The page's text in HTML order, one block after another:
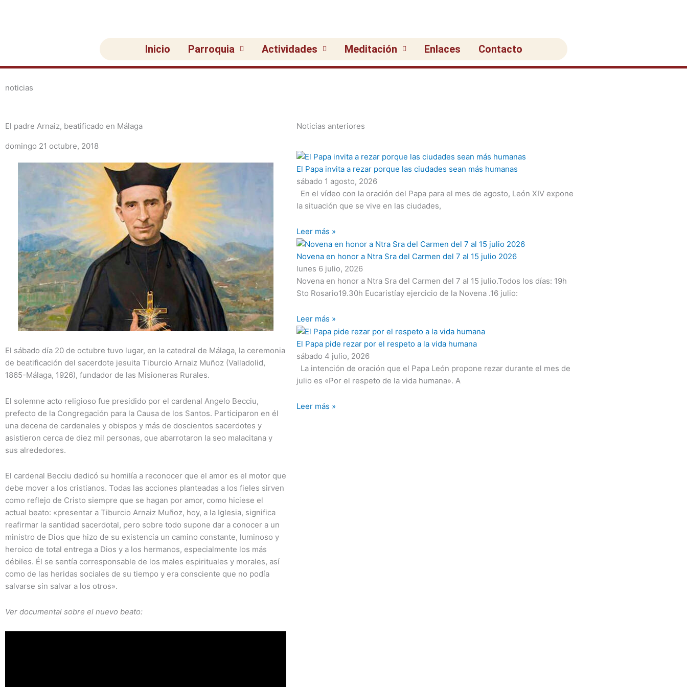
Inicio Parroquia Actividades Meditación Enlaces Contacto
noticias
El padre Arnaiz, beatificado en Málaga
domingo 21 octubre, 2018
El sábado día 20 de octubre tuvo lugar, en la catedral de Málaga, la ceremonia
de beatificación del sacerdote jesuita Tiburcio Arnaiz Muñoz (Valladolid,
1865-Málaga, 1926), fundador de las Misioneras Rurales.
El solemne acto religioso fue presidido por el cardenal Angelo Becciu,
prefecto de la Congregación para la Causa de los Santos. Participaron en él
una decena de cardenales y obispos y más de doscientos sacerdotes y
asistieron cerca de diez mil personas, que abarrotaron la seo malacitana y
sus alrededores.
El cardenal Becciu dedicó su homilía a reconocer que el amor es el motor que
debe mover a los cristianos. Todas las acciones planteadas a los fieles sirven
como reflejo de Cristo siempre que se hagan por amor, como hiciese el
actual beato: «presentar a Tiburcio Arnaiz Muñoz, hoy, a la Iglesia, significa
reafirmar la santidad sacerdotal, pero sobre todo supone dar a conocer a un
ministro de Dios que hizo de su existencia un camino constante, luminoso y
heroico de total entrega a Dios y a los hermanos, especialmente los más
débiles. Él se sentía corresponsable de los males espirituales y morales, así
como de las heridas sociales de su tiempo y era consciente que no podía
salvarse sin salvar a los otros».
Ver documental sobre el nuevo beato:
Noticias anteriores
El Papa invita a rezar porque las ciudades sean más humanas
sábado 1 agosto, 2026
En el vídeo con la oración del Papa para el mes de agosto, León XIV expone
la situación que se vive en las ciudades,
Leer más »
Novena en honor a Ntra Sra del Carmen del 7 al 15 julio 2026
lunes 6 julio, 2026
Novena en honor a Ntra Sra del Carmen del 7 al 15 julio.Todos los días: 19h
Sto Rosario19.30h Eucaristíay ejercicio de la Novena .16 julio:
Leer más »
El Papa pide rezar por el respeto a la vida humana
sábado 4 julio, 2026
La intención de oración que el Papa León propone rezar durante el mes de
julio es «Por el respeto de la vida humana». A
Leer más »